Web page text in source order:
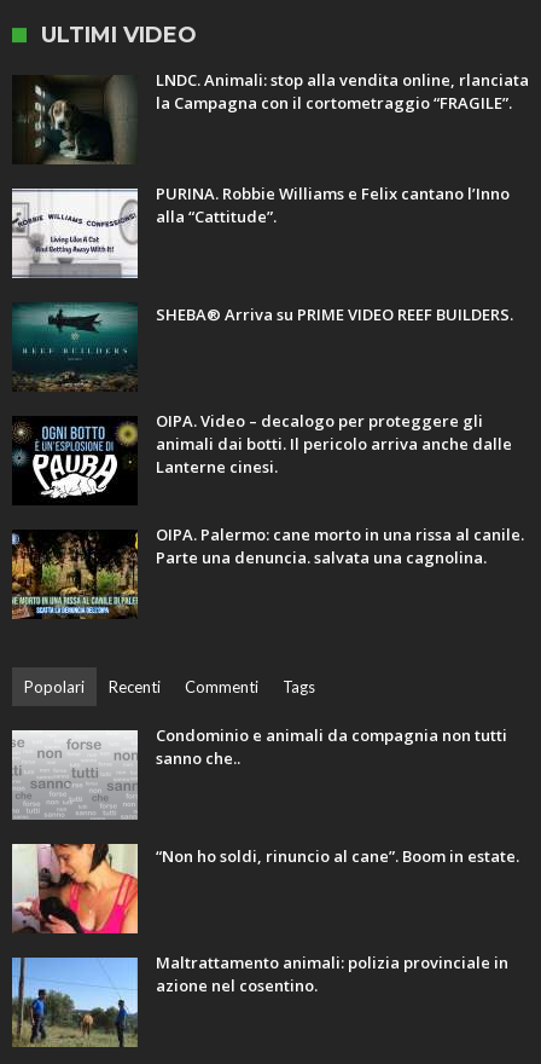
ULTIMI VIDEO
LNDC. Animali: stop alla vendita online, rlanciata
la Campagna con il cortometraggio “FRAGILE”.
PURINA. Robbie Williams e Felix cantano l’Inno
alla “Cattitude”.
SHEBA® Arriva su PRIME VIDEO REEF BUILDERS.
OIPA. Video – decalogo per proteggere gli
animali dai botti. Il pericolo arriva anche dalle
Lanterne cinesi.
OIPA. Palermo: cane morto in una rissa al canile.
Parte una denuncia. salvata una cagnolina.
Popolari Recenti Commenti Tags
Condominio e animali da compagnia non tutti
sanno che..
“Non ho soldi, rinuncio al cane”. Boom in estate.
Maltrattamento animali: polizia provinciale in
azione nel cosentino.